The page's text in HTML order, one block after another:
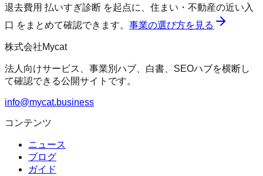
退去費用 払いすぎ診断 を起点に、 住まい・不動産の近い入
口 をまとめて確認できます。 事業の選び方を見る
株式会社Mycat
法人向けサービス、事業別ハブ、白書、SEOハブを横断し
て確認できる公開サイトです。
info@mycat.business
コンテンツ
ニュース
ブログ
ガイド